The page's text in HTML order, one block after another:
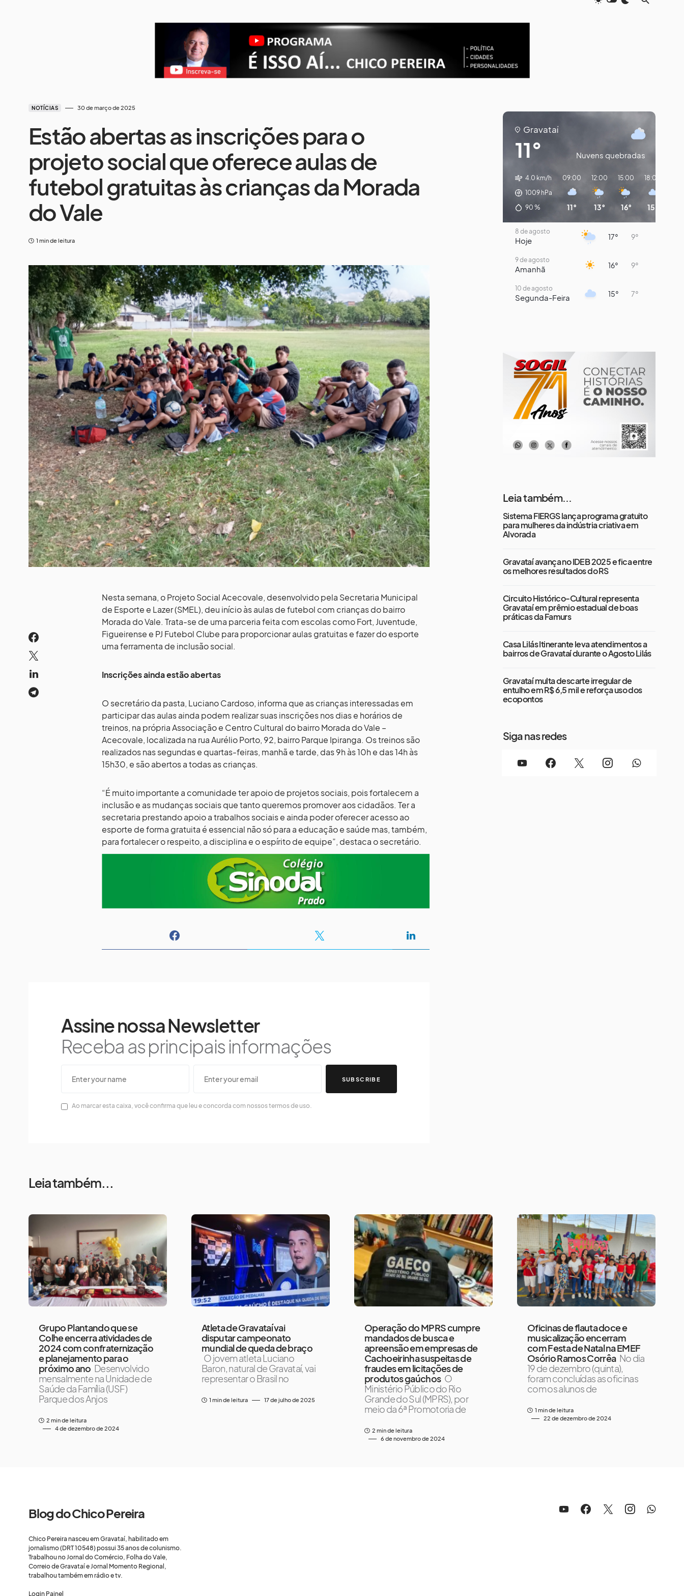
NOTÍCIAS 30 de março de 2025
Estão abertas as inscrições para o
projeto social que oferece aulas de
futebol gratuitas às crianças da Morada
do Vale
1 min de leitura
Nesta semana, o Projeto Social Acecovale, desenvolvido pela Secretaria Municipal
de Esporte e Lazer (SMEL), deu início às aulas de futebol com crianças do bairro
Morada do Vale. Trata-se de uma parceria feita com escolas como Fort, Juventude,
Figueirense e PJ Futebol Clube para proporcionar aulas gratuitas e fazer do esporte
uma ferramenta de inclusão social.
Inscrições ainda estão abertas
O secretário da pasta, Luciano Cardoso, informa que as crianças interessadas em
participar das aulas ainda podem realizar suas inscrições nos dias e horários de
treinos, na própria Associação e Centro Cultural do bairro Morada do Vale –
Acecovale, localizada na rua Aurélio Porto, 92, bairro Parque Ipiranga. Os treinos são
realizados nas segundas e quartas-feiras, manhã e tarde, das 9h às 10h e das 14h às
15h30, e são abertos a todas as crianças.
“É muito importante a comunidade ter apoio de projetos sociais, pois fortalecem a
inclusão e as mudanças sociais que tanto queremos promover aos cidadãos. Ter a
secretaria prestando apoio a trabalhos sociais e ainda poder oferecer acesso ao
esporte de forma gratuita é essencial não só para a educação e saúde mas, também,
para fortalecer o respeito, a disciplina e o espírito de equipe”, destaca o secretário.
Assine nossa Newsletter
Receba as principais informações
SUBSCRIBE
Ao marcar esta caixa, você confirma que leu e concorda com nossos termos de uso.
Gravataí
11° Nuvens quebradas
4.0 km/h
1009 hPa
90 %
09:00
11°
12:00
13°
15:00
16°
18:00
15°
8 de agosto
Hoje 17° 9°
9 de agosto
Amanhã 16° 9°
10 de agosto
Segunda-Feira 15° 7°
Quarta-Feira 14° 12°
13 de agosto
Quinta-Feira 18° 13°
14 de agosto
Sexta-Feira 17° 13°
Leia também...
Sistema FIERGS lança programa gratuito
para mulheres da indústria criativa em
Alvorada
Gravataí avança no IDEB 2025 e fica entre
os melhores resultados do RS
Circuito Histórico-Cultural representa
Gravataí em prêmio estadual de boas
práticas da Famurs
Casa Lilás Itinerante leva atendimentos a
bairros de Gravataí durante o Agosto Lilás
Gravataí multa descarte irregular de
entulho em R$ 6,5 mil e reforça uso dos
ecopontos
Siga nas redes
Leia também...
Grupo Plantando que se
Colhe encerra atividades de
2024 com confraternização
e planejamento para o
próximo ano Desenvolvido
mensalmente na Unidade de
Saúde da Família (USF)
Parque dos Anjos
2 min de leitura
4 de dezembro de 2024
Atleta de Gravataí vai
disputar campeonato
mundial de queda de braço
O jovem atleta Luciano
Baron, natural de Gravataí, vai
representar o Brasil no
1 min de leitura 17 de julho de 2025
Operação do MPRS cumpre
mandados de busca e
apreensão em empresas de
Cachoeirinha suspeitas de
fraudes em licitações de
produtos gaúchos O
Ministério Público do Rio
Grande do Sul (MPRS), por
meio da 6ª Promotoria de
2 min de leitura
6 de novembro de 2024
Oficinas de flauta doce e
musicalização encerram
com Festa de Natal na EMEF
Osório Ramos Corrêa No dia
19 de dezembro (quinta),
foram concluídas as oficinas
com os alunos de
1 min de leitura
22 de dezembro de 2024
Blog do Chico Pereira
Chico Pereira nasceu em Gravataí, habilitado em
jornalismo (DRT 10548) possui 35 anos de colunismo.
Trabalhou no Jornal do Comércio, Folha do Vale,
Correio de Gravataí e Jornal Momento Regional,
trabalhou também em rádio e tv.
Login Painel